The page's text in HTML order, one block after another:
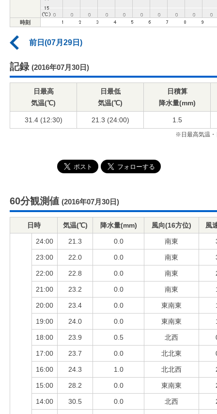
時刻
前日(07月29日)
記録 (2016年07月30日)
日最高
気温(℃)
日最低
気温(℃)
日積算
降水量(mm)
31.4 (12:30) 21.3 (24:00) 1.5
※日最高気温・
60分観測値 (2016年07月30日)
日時 気温(℃) 降水量(mm) 風向(16方位) 風
24:00 21.3 0.0 南東
23:00 22.0 0.0 南東
22:00 22.8 0.0 南東
21:00 23.2 0.0 南東
20:00 23.4 0.0 東南東
19:00 24.0 0.0 東南東
18:00 23.9 0.5 北西
17:00 23.7 0.0 北北東
16:00 24.3 1.0 北北西
15:00 28.2 0.0 東南東
14:00 30.5 0.0 北西